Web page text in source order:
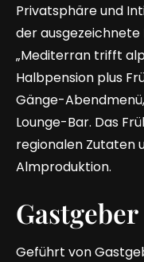
Privatsphäre und
der ausgezeichnete
„Mediterran trifft
Halbpension plus
Gänge-
Lounge-Bar. Das
regionalen Zutaten
Almproduktion.
Geführt von